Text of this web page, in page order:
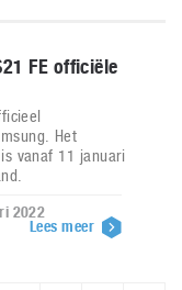
FE officiële
Het
vanaf 11 januari
2022
Lees meer